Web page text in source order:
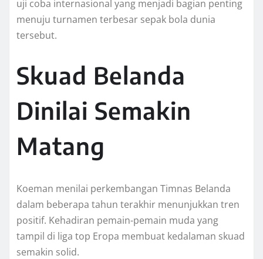
uji coba internasional yang menjadi bagian penting
menuju turnamen terbesar sepak bola dunia
tersebut.
Skuad Belanda
Dinilai Semakin
Matang
Koeman menilai perkembangan Timnas Belanda
dalam beberapa tahun terakhir menunjukkan tren
positif. Kehadiran pemain-pemain muda yang
tampil di liga top Eropa membuat kedalaman skuad
semakin solid.